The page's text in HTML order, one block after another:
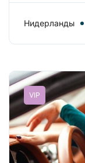
Нидерланды
VIP